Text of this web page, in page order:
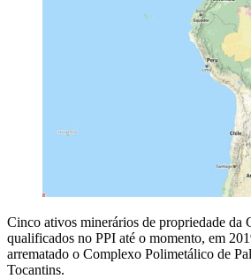
Cinco ativos minerários de propriedade da
qualificados no PPI até o momento, em
arrematado o Complexo Polimetálico de
Tocantins.